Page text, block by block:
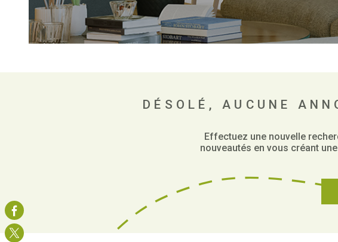
DÉSOLÉ, AUCUNE
Effectuez une nouvelle
nouveautés en vous créant